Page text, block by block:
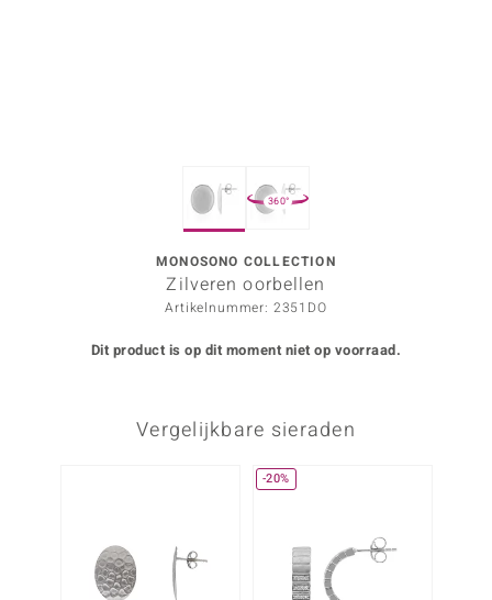
360°
MONOSONO COLLECTION
Zilveren oorbellen
Artikelnummer: 2351DO
Dit product is op dit moment niet op voorraad.
Vergelijkbare sieraden
-20%